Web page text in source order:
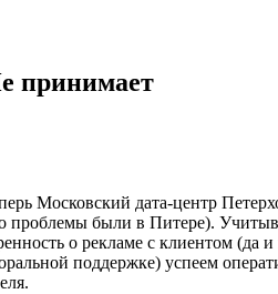
принимает
Московский дата-центр
проблемы были в Питере).
о рекламе с клиентом (да
поддержке) успеем